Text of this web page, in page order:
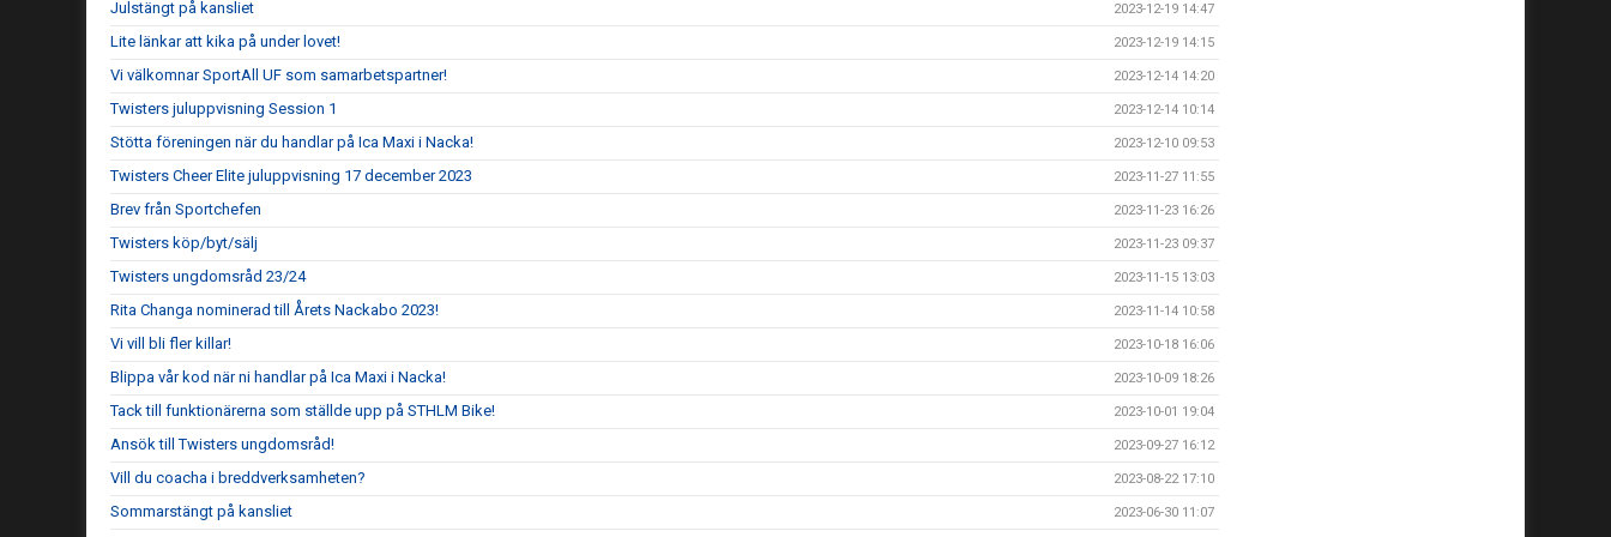
Julstängt på kansliet 2023-12-19 14:47
Lite länkar att kika på under lovet! 2023-12-19 14:15
Vi välkomnar SportAll UF som samarbetspartner! 2023-12-14 14:20
Twisters juluppvisning Session 1 2023-12-14 10:14
Stötta föreningen när du handlar på Ica Maxi i Nacka! 2023-12-10 09:53
Twisters Cheer Elite juluppvisning 17 december 2023 2023-11-27 11:55
Brev från Sportchefen 2023-11-23 16:26
Twisters köp/byt/sälj 2023-11-23 09:37
Twisters ungdomsråd 23/24 2023-11-15 13:03
Rita Changa nominerad till Årets Nackabo 2023! 2023-11-14 10:58
Vi vill bli fler killar! 2023-10-18 16:06
Blippa vår kod när ni handlar på Ica Maxi i Nacka! 2023-10-09 18:26
Tack till funktionärerna som ställde upp på STHLM Bike! 2023-10-01 19:04
Ansök till Twisters ungdomsråd! 2023-09-27 16:12
Vill du coacha i breddverksamheten? 2023-08-22 17:10
Sommarstängt på kansliet 2023-06-30 11:07